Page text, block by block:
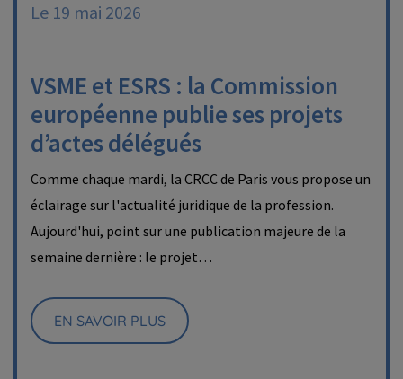
Le 19 mai 2026
VSME et ESRS : la Commission
européenne publie ses projets
d’actes délégués
Comme chaque mardi, la CRCC de Paris vous propose un
éclairage sur l'actualité juridique de la profession.
Aujourd'hui, point sur une publication majeure de la
semaine dernière : le projet…
EN SAVOIR PLUS